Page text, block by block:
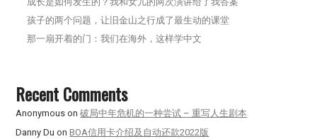
孩子的两个问题，让旧金山之行成了最生动的课堂
那一扇开着的门：我们在海外，这样学中文
Recent Comments
Anonymous on破局中年危机的一种尝试 – 重写人生剧本
Danny Du onBOA信用卡介绍及自动还款2022版